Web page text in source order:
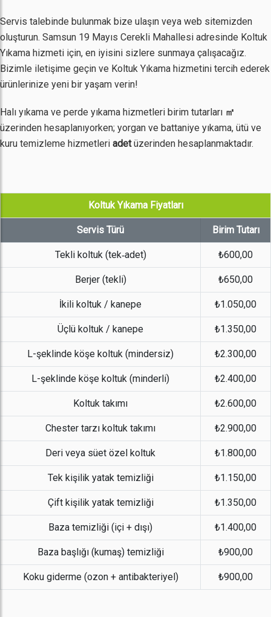
Servis talebinde bulunmak bize ulaşın veya web sitemizden
oluşturun. Samsun 19 Mayıs Cerekli Mahallesi adresinde Koltuk
Yıkama hizmeti için, en iyisini sizlere sunmaya çalışacağız.
Bizimle iletişime geçin ve Koltuk Yıkama hizmetini tercih ederek
ürünlerinize yeni bir yaşam verin!
Halı yıkama ve perde yıkama hizmetleri birim tutarları ㎡
üzerinden hesaplanıyorken; yorgan ve battaniye yıkama, ütü ve
kuru temizleme hizmetleri adetüzerinden hesaplanmaktadır.
Koltuk Yıkama Fiyatları
Servis Türü Birim Tutarı
Tekli koltuk (tek‐adet) ₺600,00
Berjer (tekli) ₺650,00
İkili koltuk / kanepe ₺1.050,00
Üçlü koltuk / kanepe ₺1.350,00
L-şeklinde köşe koltuk (mindersiz) ₺2.300,00
L-şeklinde köşe koltuk (minderli) ₺2.400,00
Koltuk takımı ₺2.600,00
Chester tarzı koltuk takımı ₺2.900,00
Deri veya süet özel koltuk ₺1.800,00
Tek kişilik yatak temizliği ₺1.150,00
Çift kişilik yatak temizliği ₺1.350,00
Baza temizliği (içi + dışı) ₺1.400,00
Baza başlığı (kumaş) temizliği ₺900,00
Koku giderme (ozon + antibakteriyel) ₺900,00